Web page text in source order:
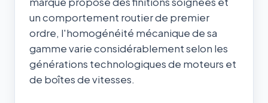
un comportement routier de premier
ordre, l'homogénéité mécanique de sa
gamme varie considérablement selon les
générations technologiques de moteurs et
de boîtes de vitesses.